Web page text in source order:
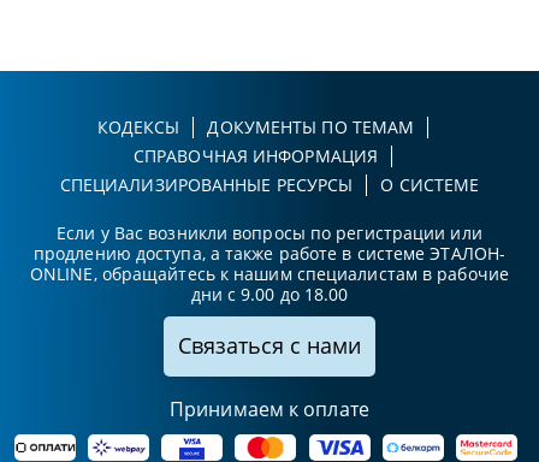
КОДЕКСЫ
ДОКУМЕНТЫ ПО ТЕМАМ
СПРАВОЧНАЯ ИНФОРМАЦИЯ
СПЕЦИАЛИЗИРОВАННЫЕ РЕСУРСЫ
О СИСТЕМЕ
Если у Вас возникли вопросы по регистрации или
продлению доступа, а также работе в системе ЭТАЛОН-
ONLINE, обращайтесь к нашим специалистам в рабочие
дни с 9.00 до 18.00
Связаться с нами
Принимаем к оплате